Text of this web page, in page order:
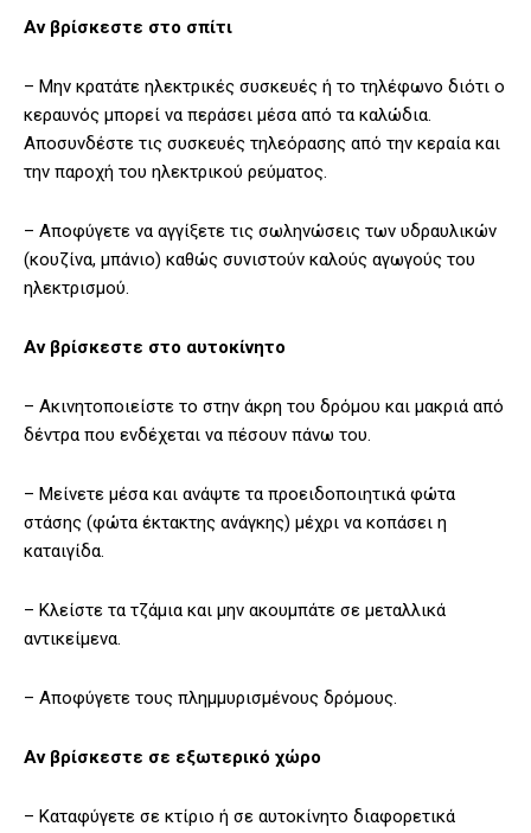
Αν βρίσκεστε στο σπίτι
– Μην κρατάτε ηλεκτρικές συσκευές ή το τηλέφωνο διότι ο
κεραυνός μπορεί να περάσει μέσα από τα καλώδια.
Αποσυνδέστε τις συσκευές τηλεόρασης από την κεραία και
την παροχή του ηλεκτρικού ρεύματος.
– Αποφύγετε να αγγίξετε τις σωληνώσεις των υδραυλικών
(κουζίνα, μπάνιο) καθώς συνιστούν καλούς αγωγούς του
ηλεκτρισμού.
Αν βρίσκεστε στο αυτοκίνητο
– Ακινητοποιείστε το στην άκρη του δρόμου και μακριά από
δέντρα που ενδέχεται να πέσουν πάνω του.
– Μείνετε μέσα και ανάψτε τα προειδοποιητικά φώτα
στάσης (φώτα έκτακτης ανάγκης) μέχρι να κοπάσει η
καταιγίδα.
– Κλείστε τα τζάμια και μην ακουμπάτε σε μεταλλικά
αντικείμενα.
– Αποφύγετε τους πλημμυρισμένους δρόμους.
Αν βρίσκεστε σε εξωτερικό χώρο
– Καταφύγετε σε κτίριο ή σε αυτοκίνητο διαφορετικά